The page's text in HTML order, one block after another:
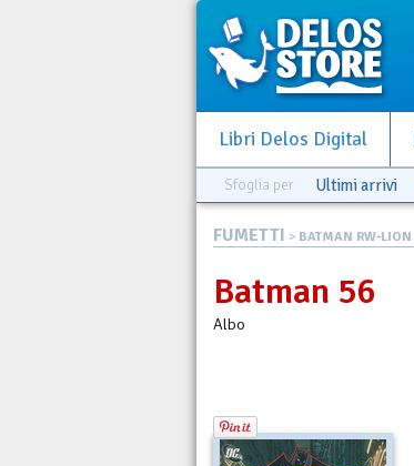
Libri Delos Digital
Sfoglia per Ultimi arrivi
FUMETTI > BATMAN RW-LION
Batman 56
Albo